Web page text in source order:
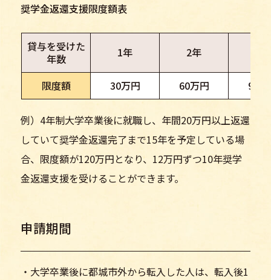
奨学金返還支援限度額表
貸与を受けた
年数
1年 2年
限度額 30万円 60万円 90
例）4年制大学卒業後に就職し、年間20万円以上返還
していて奨学金返還完了まで15年を予定している場
合、限度額が120万円となり、12万円ずつ10年奨学
金返還支援を受けることができます。
申請期間
・大学卒業後に都城市外から転入した人は、転入後1